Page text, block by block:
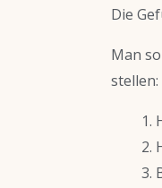
Die
Man
stellen: